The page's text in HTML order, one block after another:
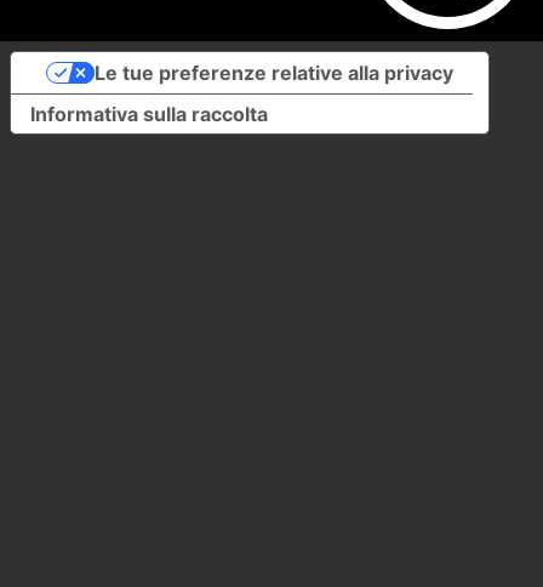
Informativa sulla raccolta
Le tue preferenze relative alla privacy